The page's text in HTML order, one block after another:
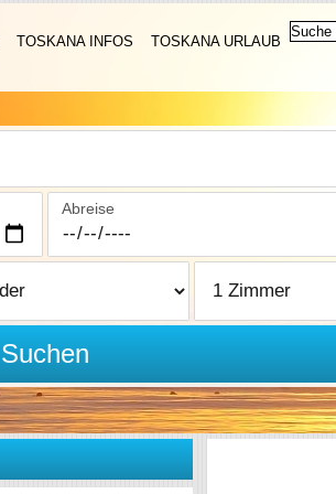
TOSKANA INFOS TOSKANA URLAUB
Abreise
Suchen